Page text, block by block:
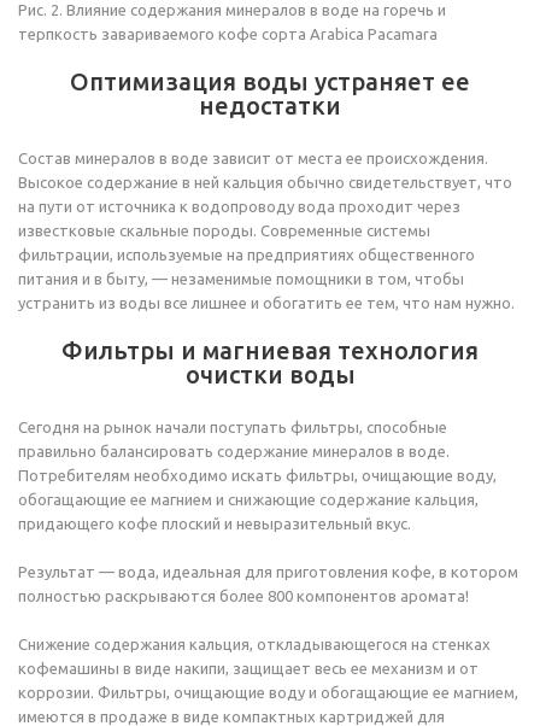
Рис. 2. Влияние содержания минералов в воде на горечь и
терпкость завариваемого кофе сорта Arabica Pacamara
Оптимизация воды устраняет ее
недостатки
Состав минералов в воде зависит от места ее происхождения.
Высокое содержание в ней кальция обычно свидетельствует, что
на пути от источника к водопроводу вода проходит через
известковые скальные породы. Современные системы
фильтрации, используемые на предприятиях общественного
питания и в быту, — незаменимые помощники в том, чтобы
устранить из воды все лишнее и обогатить ее тем, что нам нужно.
Фильтры и магниевая технология
очистки воды
Сегодня на рынок начали поступать фильтры, способные
правильно балансировать содержание минералов в воде.
Потребителям необходимо искать фильтры, очищающие воду,
обогащающие ее магнием и снижающие содержание кальция,
придающего кофе плоский и невыразительный вкус.
Результат — вода, идеальная для приготовления кофе, в котором
полностью раскрываются более 800 компонентов аромата!
Снижение содержания кальция, откладывающегося на стенках
кофемашины в виде накипи, защищает весь ее механизм и от
коррозии. Фильтры, очищающие воду и обогащающие ее магнием,
имеются в продаже в виде компактных картриджей для